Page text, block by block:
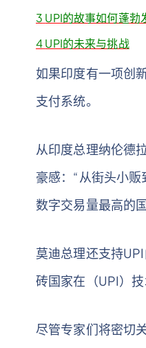
3 UPI的故事如何蓬勃
4UPI的未来与挑战
如果印度有一项创
支付系统。
从印度总理纳伦德
豪感：“从街头小
数字交易量最高的
莫迪总理还支持
砖国家在（UPI）
尽管专家们将密切